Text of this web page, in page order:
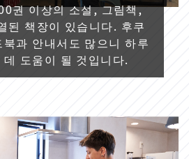
권 이상의 소설, 그림책,
된 책장이 있습니다. 후쿠
과 안내서도 많으니 하루
도움이 될 것입니다.